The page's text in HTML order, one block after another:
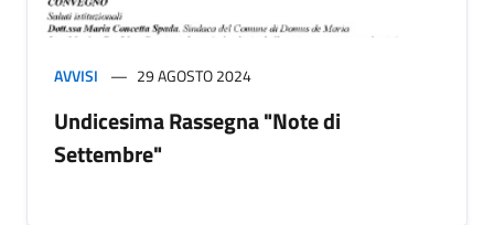
AVVISI 29 AGOSTO 2024
Undicesima Rassegna "Note di
Settembre"